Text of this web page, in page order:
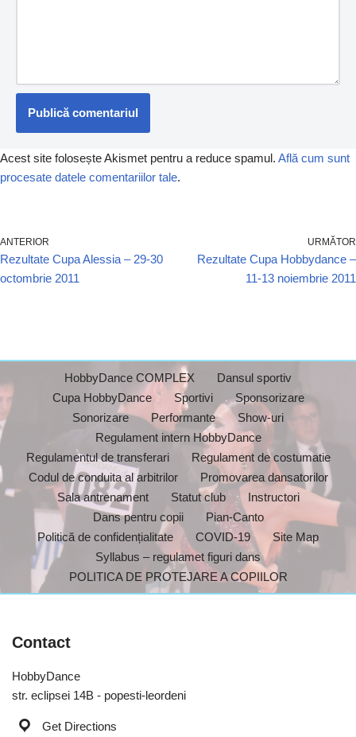
Acest site folosește Akismet pentru a reduce spamul. Află cum sunt
procesate datele comentariilor tale.
ANTERIOR
Rezultate Cupa Alessia – 29-30
octombrie 2011
URMĂTOR
Rezultate Cupa Hobbydance –
11-13 noiembrie 2011
HobbyDance COMPLEX
Dansul sportiv
Cupa HobbyDance
Sportivi
Sponsorizare
Sonorizare
Performante
Show-uri
Regulament intern HobbyDance
Regulamentul de transferari
Regulament de costumatie
Codul de conduita al arbitrilor
Promovarea dansatorilor
Sala antrenament
Statut club
Instructori
Dans pentru copii
Pian-Canto
Politică de confidențialitate
COVID-19
Site Map
Syllabus – regulamet figuri dans
POLITICA DE PROTEJARE A COPIILOR
Contact
HobbyDance
str. eclipsei 14B - popesti-leordeni
Get Directions